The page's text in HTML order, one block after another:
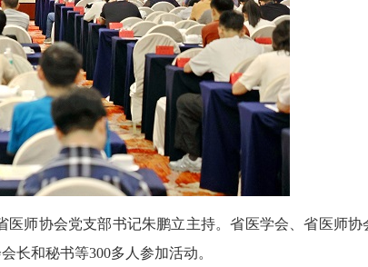
协会党支部书记朱鹏立主持。省医学会、省医师协
长和秘书等300多人参加活动。